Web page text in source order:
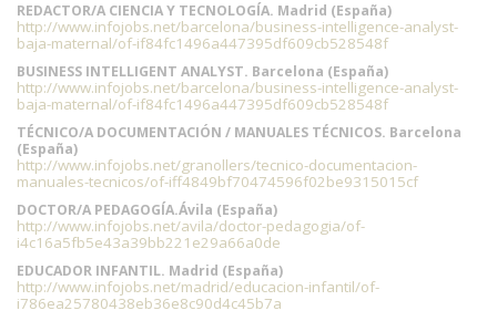
REDACTOR/A CIENCIA Y TECNOLOGÍA. Madrid (España)
http://www.infojobs.net/barcelona/business-intelligence-analyst-
baja-maternal/of-if84fc1496a447395df609cb528548f
BUSINESS INTELLIGENT ANALYST. Barcelona (España)
http://www.infojobs.net/barcelona/business-intelligence-analyst-
baja-maternal/of-if84fc1496a447395df609cb528548f
TÉCNICO/A DOCUMENTACIÓN / MANUALES TÉCNICOS. Barcelona
(España)
http://www.infojobs.net/granollers/tecnico-documentacion-
manuales-tecnicos/of-iff4849bf70474596f02be9315015cf
DOCTOR/A PEDAGOGÍA.Ávila (España)
http://www.infojobs.net/avila/doctor-pedagogia/of-
i4c16a5fb5e43a39bb221e29a66a0de
EDUCADOR INFANTIL. Madrid (España)
http://www.infojobs.net/madrid/educacion-infantil/of-
i786ea25780438eb36e8c90d4c45b7a